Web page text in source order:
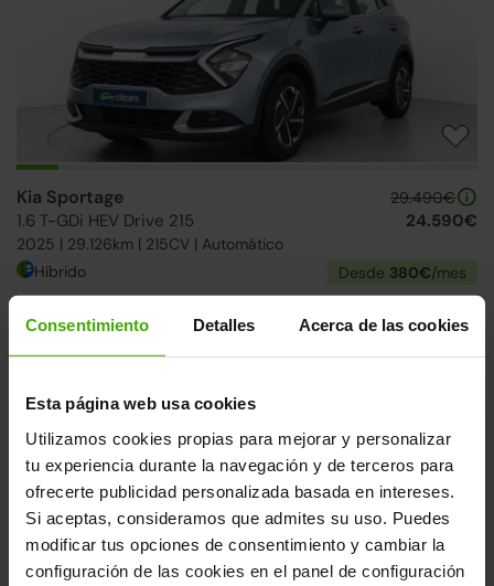
Consentimiento Detalles Acerca de las cookies
Esta página web usa cookies
Utilizamos cookies propias para mejorar y personalizar
tu experiencia durante la navegación y de terceros para
ofrecerte publicidad personalizada basada en intereses.
Si aceptas, consideramos que admites su uso. Puedes
modificar tus opciones de consentimiento y cambiar la
configuración de las cookies en el panel de configuración
Kia Sportage
1.6 T-GDi HEV Drive 215
2025 | 29.126km | 215CV | Automático
29.490€
24.590€
Híbrido Desde 380€/mes
2 días
↓ 1.000€
Volkswagen Passat 24.490€